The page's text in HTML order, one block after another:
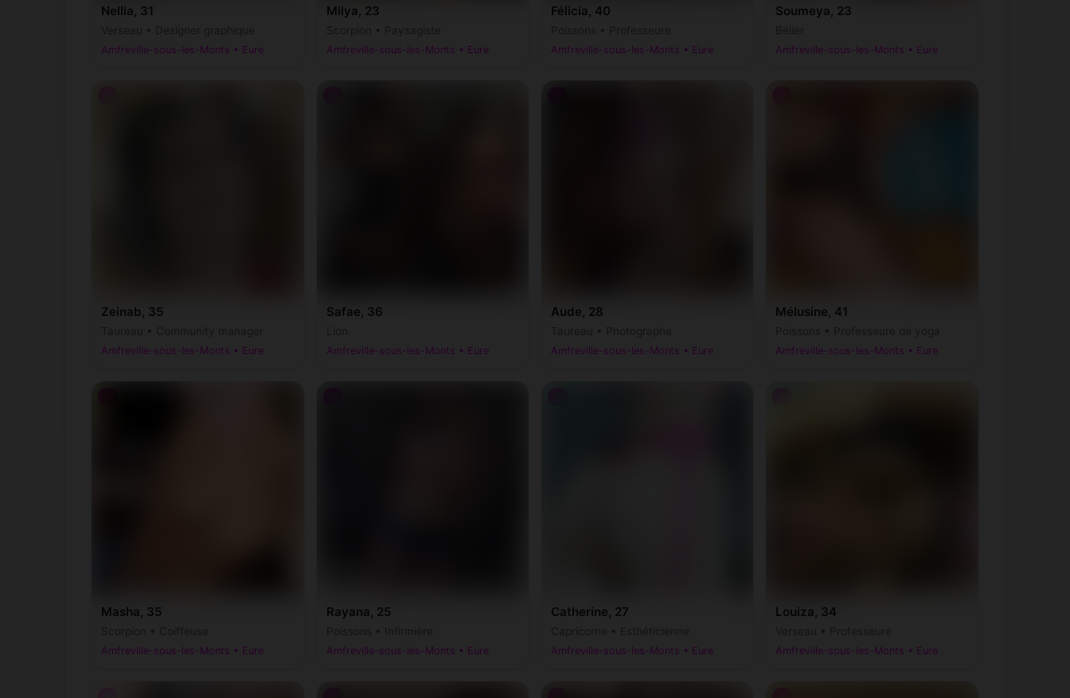
Nellia, 31
Amfreville-sous-les-Monts • Eure
Milya, 23
Amfreville-sous-les-Monts • Eure
Félicia, 40
Amfreville-sous-les-Monts • Eure
Soumeya, 23
Amfreville-sous-les-Monts • Eure
Zeinab, 35
Amfreville-sous-les-Monts • Eure
Safae, 36
Amfreville-sous-les-Monts • Eure
Aude, 28
Amfreville-sous-les-Monts • Eure
Mélusine, 41
Amfreville-sous-les-Monts • Eure
Masha, 35
Amfreville-sous-les-Monts • Eure
Rayana, 25
Amfreville-sous-les-Monts • Eure
Catherine, 27
Amfreville-sous-les-Monts • Eure
Louiza, 34
Amfreville-sous-les-Monts • Eure